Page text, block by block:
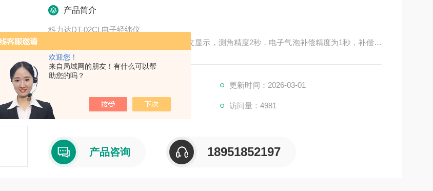
欢迎您！
来自局域网的朋友！有什么可以帮
助您的吗？
产品简介
科力达DT-02CL电子经纬仪
是一款普通红外电经，绝对编码读数，中文显示，测角精度2秒，电子气泡补偿精度为1秒，补偿范
围：±4′。带激光对中器。降阻电路优化设计，CCD作为接收器。
更新时间：2026-03-01
厂商性质：代理商 访问量：4981
产品咨询 18951852197